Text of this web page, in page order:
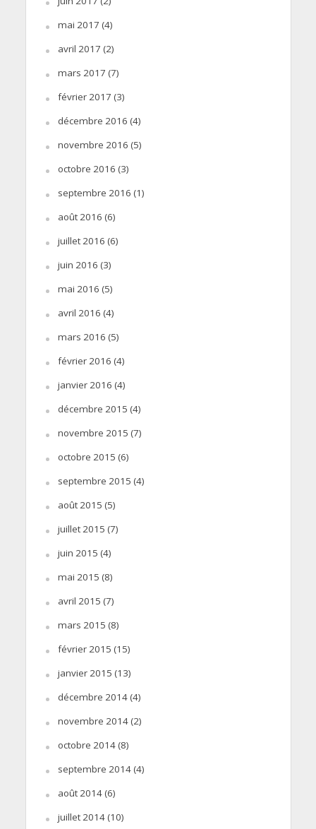
mai 2017 (4)
avril 2017 (2)
mars 2017 (7)
février 2017 (3)
décembre 2016 (4)
novembre 2016 (5)
octobre 2016 (3)
septembre 2016 (1)
août 2016 (6)
juillet 2016 (6)
juin 2016 (3)
mai 2016 (5)
avril 2016 (4)
mars 2016 (5)
février 2016 (4)
janvier 2016 (4)
décembre 2015 (4)
novembre 2015 (7)
octobre 2015 (6)
septembre 2015 (4)
août 2015 (5)
juillet 2015 (7)
juin 2015 (4)
mai 2015 (8)
avril 2015 (7)
mars 2015 (8)
février 2015 (15)
janvier 2015 (13)
décembre 2014(4)
novembre 2014(2)
octobre 2014(8)
septembre 2014(4)
août 2014(6)
juillet 2014(10)